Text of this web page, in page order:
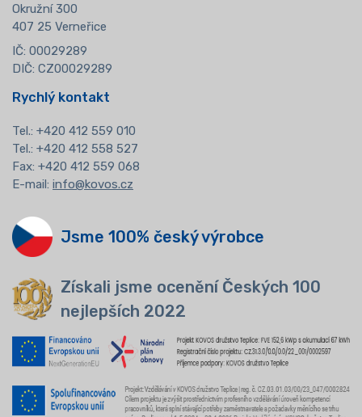
Okružní 300
407 25 Verneřice
IČ: 00029289
DIČ: CZ00029289
Rychlý kontakt
Tel.: +420 412 559 010
Tel.: +420 412 558 527
Fax: +420 412 559 068
E-mail: info@kovos.cz
Jsme 100% český výrobce
Získali jsme ocenění Českých 100
nejlepších 2022